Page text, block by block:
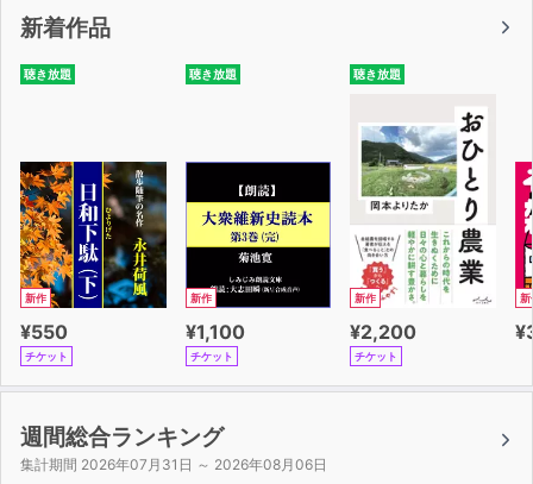
自分の頭で考えるときに
経済の「専門用語」は必要なかった。
専門家が専門用語を使うのは、
自分をごまかしながら考える人はいない。
経済の話が難しく感じるのは、
決してあなたのせいではない。
専門用語を使わなければ、
誰もが同じスタートラインに立って考えることができる。
難しい数式を一切使っていない。
——
新着作品
聴き放題
新作
¥550
チケット
聴き放題
新作
¥1,100
チケット
聴き放題
新作
¥2,200
チケット
新
週間総合ランキング
集計期間 2026年07月31日 ～ 2026年08月06日